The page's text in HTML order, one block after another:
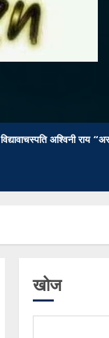
विद्यावाचस्पति अश्विनी राय
खोज